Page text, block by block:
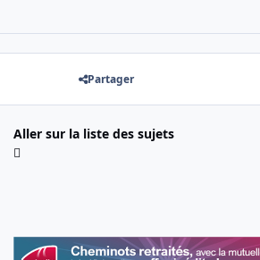
Partager
Aller sur la liste des sujets